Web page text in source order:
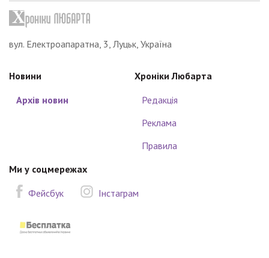
вул. Електроапаратна, 3, Луцьк, Україна
Новини
Архів новин
Хроніки Любарта
Редакція
Реклама
Правила
Ми у соцмережах
Фейсбук
Інстаграм